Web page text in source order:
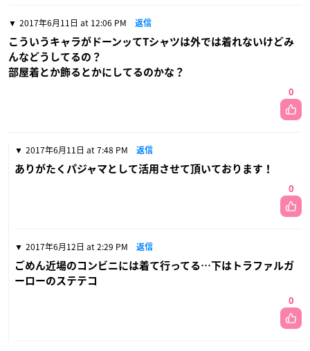
2017年6月11日 at 12:06 PM 返信
こういうキャラがドーンッてTシャツは外では着れないけどみ
んなどうしてるの？
部屋着とか飾るとかにしてるのかな？
0
2017年6月11日 at 7:48 PM 返信
ありがたくパジャマとして活用させて頂いております！
0
2017年6月12日 at 2:29 PM 返信
ごめん近場のコンビニには着て行ってる…下はトラファルガ
ーローのステテコ
0